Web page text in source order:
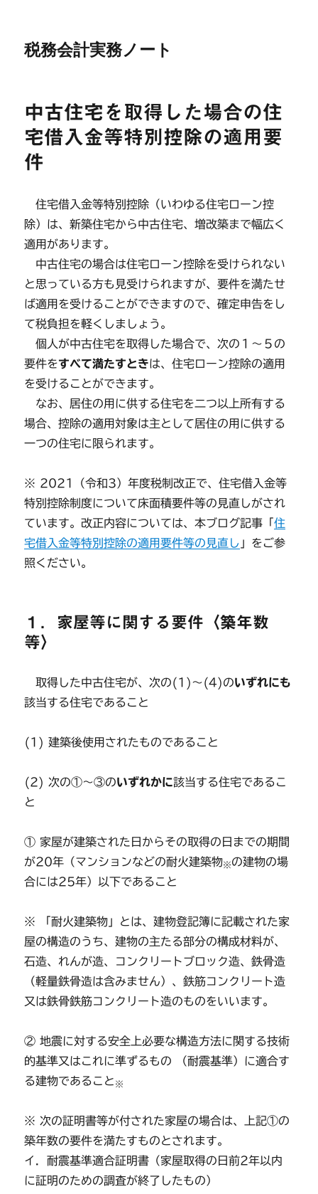
税務会計実務ノート
中古住宅を取得した場合の住
宅借入金等特別控除の適用要
件
住宅借入金等特別控除（いわゆる住宅ローン控
除）は、新築住宅から中古住宅、増改築まで幅広く
適用があります。
中古住宅の場合は住宅ローン控除を受けられない
と思っている方も見受けられますが、要件を満たせ
ば適用を受けることができますので、確定申告をし
て税負担を軽くしましょう。
個人が中古住宅を取得した場合で、次の１～５の
要件をすべて満たすときは、住宅ローン控除の適用
を受けることができます。
なお、居住の用に供する住宅を二つ以上所有する
場合、控除の適用対象は主として居住の用に供する
一つの住宅に限られます。
※ 2021（令和3）年度税制改正で、住宅借入金等
特別控除制度について床面積要件等の見直しがされ
ています。改正内容については、本ブログ記事「住
宅借入金等特別控除の適用要件等の見直し 」をご参
照ください。
１．家屋等に関する要件〈築年数
等〉
取得した中古住宅が、次の(1)～(4)のいずれにも
該当する住宅であること
(1) 建築後使用されたものであること
(2) 次の①～③のいずれかに該当する住宅であるこ
と
① 家屋が建築された日からその取得の日までの期間
が20年（マンションなどの耐火建築物※の建物の場
合には25年）以下であること
※ 「耐火建築物」とは、建物登記簿に記載された家
屋の構造のうち、建物の主たる部分の構成材料が、
石造、れんが造、コンクリートブロック造、鉄骨造
（軽量鉄骨造は含みません）、鉄筋コンクリート造
又は鉄骨鉄筋コンクリート造のものをいいます。
② 地震に対する安全上必要な構造方法に関する技術
的基準又はこれに準ずるもの （耐震基準）に適合す
る建物であること ※
※ 次の証明書等が付された家屋の場合は、上記①の
築年数の要件を満たすものとされます。
イ．耐震基準適合証明書（家屋取得の日前2年以内
に証明のための調査が終了したもの）